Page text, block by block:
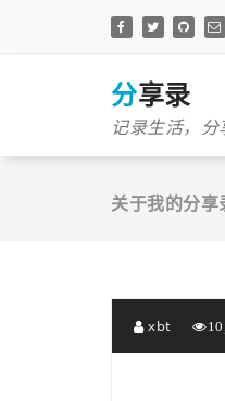
正
分享录
记录生活，分
关于我的分
xbt